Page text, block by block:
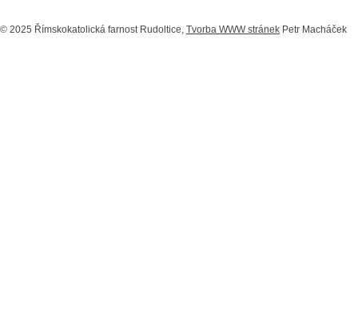
© 2025 Římskokatolická farnost Rudoltice, Tvorba WWW stránek Petr Macháček